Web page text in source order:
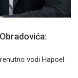
vodi Hapoel